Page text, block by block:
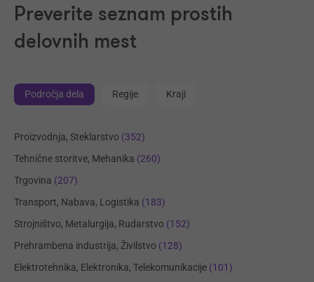
Preverite seznam prostih
delovnih mest
Področja dela Regije Kraji
Proizvodnja, Steklarstvo (352)
Tehnične storitve, Mehanika (260)
Trgovina (207)
Transport, Nabava, Logistika (183)
Strojništvo, Metalurgija, Rudarstvo (152)
Prehrambena industrija, Živilstvo (128)
Elektrotehnika, Elektronika, Telekomunikacije (101)